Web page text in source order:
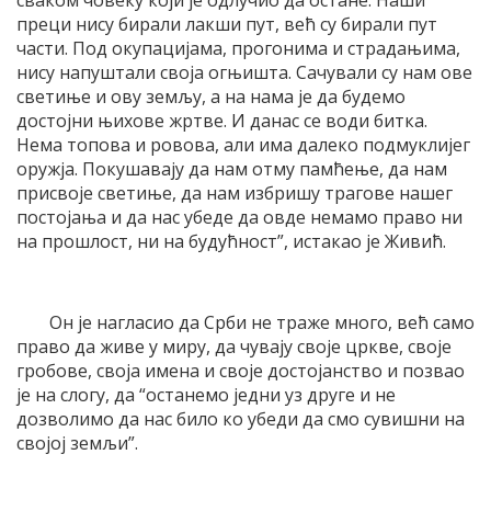
преци нису бирали лакши пут, већ су бирали пут
части. Под окупацијама, прогонима и страдањима,
нису напуштали своја огњишта. Сачували су нам ове
светиње и ову земљу, а на нама је да будемо
достојни њихове жртве. И данас се води битка.
Нема топова и ровова, али има далеко подмуклијег
оружја. Покушавају да нам отму памћење, да нам
присвоје светиње, да нам избришу трагове нашег
постојања и да нас убеде да овде немамо право ни
на прошлост, ни на будућност”, истакао је Живић.
Он је нагласио да Срби не траже много, већ само
право да живе у миру, да чувају своје цркве, своје
гробове, своја имена и своје достојанство и позвао
је на слогу, да “останемо једни уз друге и не
дозволимо да нас било ко убеди да смо сувишни на
својој земљи”.